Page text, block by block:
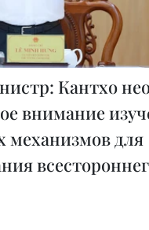
Кантхо
внимание
механизмов для